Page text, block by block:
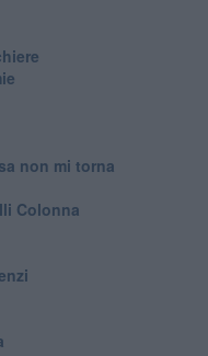
non mi torna
Colonna